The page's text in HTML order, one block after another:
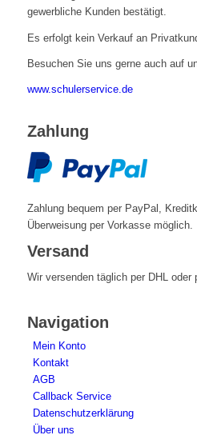
gewerbliche Kunden bestätigt.
Es erfolgt kein Verkauf an
Besuchen Sie uns gerne auch auf
www.schulerservice.de
Zahlung
Zahlung bequem per PayPal,
Überweisung per Vorkasse möglich.
Versand
Wir versenden täglich per DHL oder
Navigation
Mein Konto
Kontakt
AGB
Callback Service
Datenschutzerklärung
Über uns